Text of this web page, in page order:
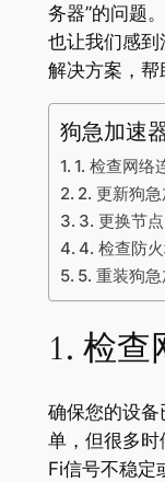
务器”的问题
也让我们感
解决方案，帮
狗急加速
1. 检查网络
2. 更新狗
3. 更换节点
4. 检查防
5. 重装狗
1. 检查
确保您的设
单，但很多
Fi信号不稳定